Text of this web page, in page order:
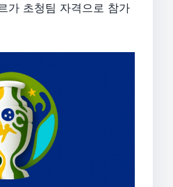
가 초청팀 자격으로 참가